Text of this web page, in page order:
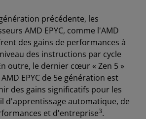
précédente, les
AMD EPYC, comme l'AMD
des gains de performances à
des instructions par cycle
outre, le dernier cœur « Zen 5 »
EPYC de 5e génération est
des gains significatifs pour les
d'apprentissage automatique, de
et d'entreprise3.